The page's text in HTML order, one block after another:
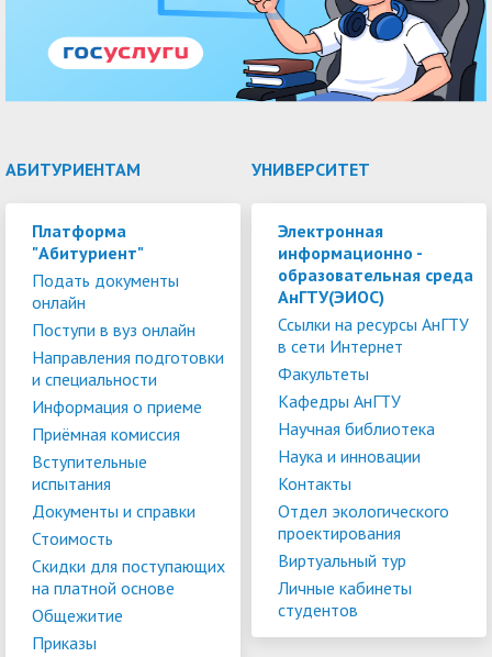
АБИТУРИЕНТАМ
Платформа
"Абитуриент"
Подать документы
онлайн
Поступи в вуз онлайн
Направления подготовки
и специальности
Информация о приеме
Приёмная комиссия
Вступительные
испытания
Документы и справки
Стоимость
Скидки для поступающих
на платной основе
Общежитие
Приказы
УНИВЕРСИТЕТ
Электронная
информационно -
образовательная среда
АнГТУ(ЭИОС)
Ссылки на ресурсы АнГТУ
в сети Интернет
Факультеты
Кафедры АнГТУ
Научная библиотека
Наука и инновации
Контакты
Отдел экологического
проектирования
Виртуальный тур
Личные кабинеты
студентов